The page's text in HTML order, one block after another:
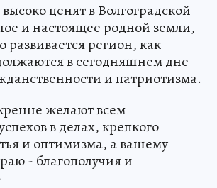
ценят в Волгоградской
и настоящее родной земли,
регион, как
в сегодняшнем дне
и патриотизма.
желают всем
в делах, крепкого
и оптимизма, а вашему
- благополучия и